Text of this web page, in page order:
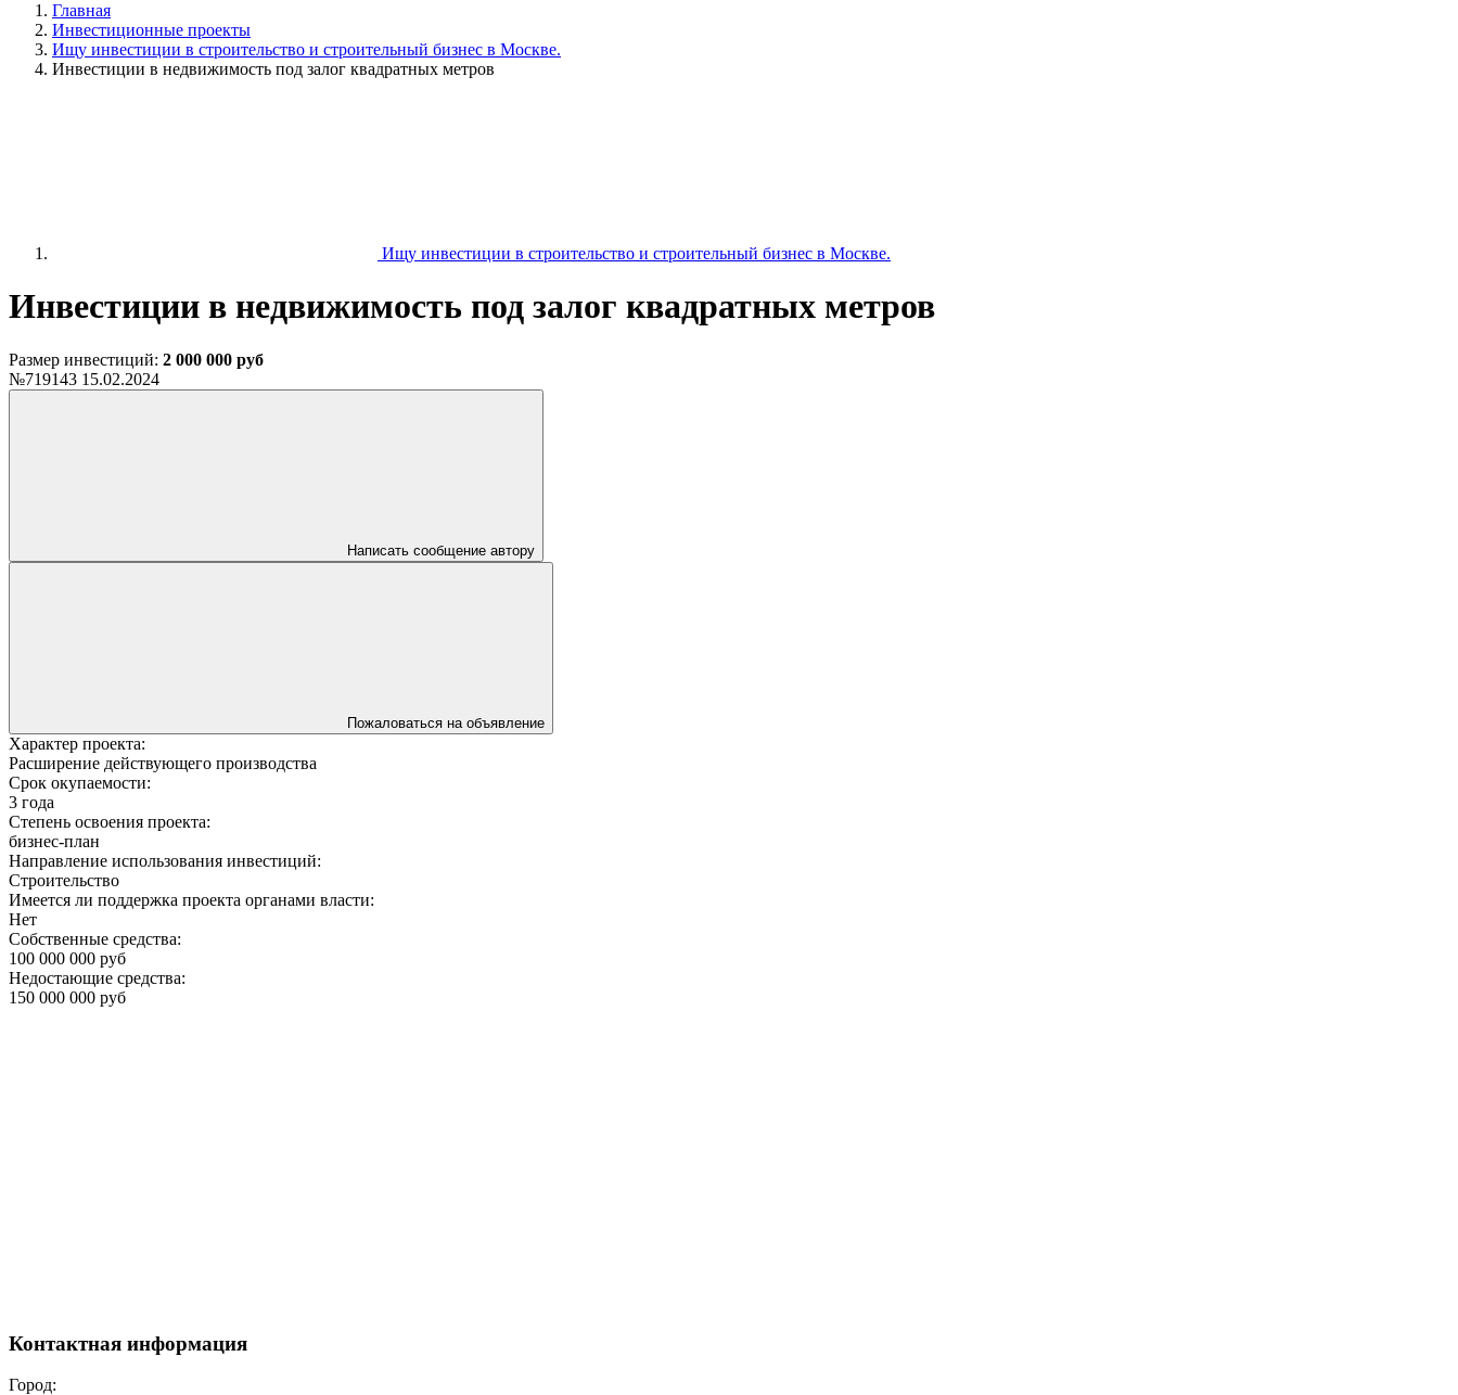
Главная
Инвестиционные проекты
Ищу инвестиции в строительство и строительный бизнес в Москве.
Инвестиции в недвижимость под залог квадратных метров
Ищу инвестиции в строительство и строительный бизнес в Москве.
Инвестиции в недвижимость под залог квадратных метров
Размер инвестиций: 2 000 000 руб
№719143 15.02.2024
Написать сообщение автору
Пожаловаться на объявление
Характер проекта:
Расширение действующего производства
Срок окупаемости:
3 года
Степень освоения проекта:
бизнес-план
Направление использования инвестиций:
Строительство
Имеется ли поддержка проекта органами власти:
Нет
Собственные средства:
100 000 000 руб
Недостающие средства:
150 000 000 руб
Контактная информация
Город: